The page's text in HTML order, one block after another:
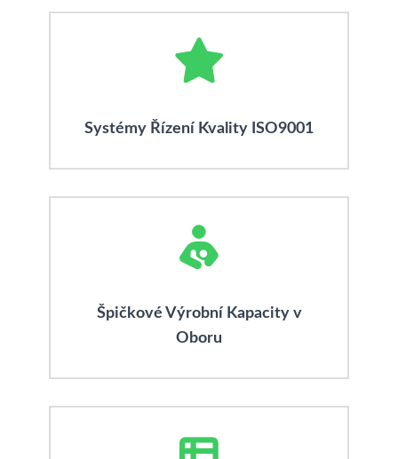
Systémy Řízení Kvality ISO9001
Špičkové Výrobní Kapacity v
Oboru